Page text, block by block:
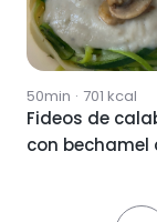
50min · 701 kcal
Fideos de
con bechamel